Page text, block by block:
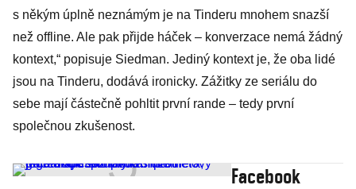
s někým úplně neznámým je na Tinderu mnohem snazší
než offline. Ale pak přijde háček – konverzace nemá žádný
kontext,“ popisuje Siedman. Jediný kontext je, že oba lidé
jsou na Tinderu, dodává ironicky. Zážitky ze seriálu do
sebe mají částečně pohltit první rande – tedy první
společnou zkušenost.
Facebook